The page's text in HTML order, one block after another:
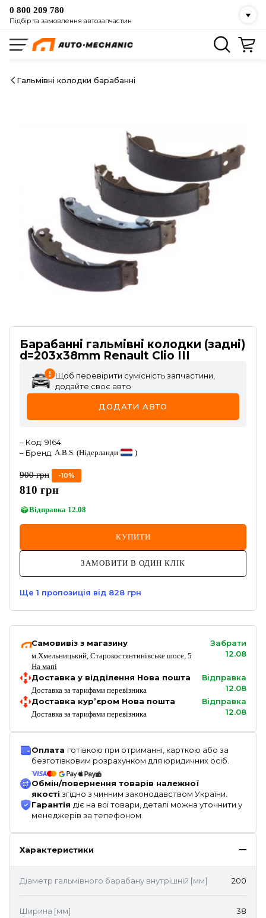
0 800 209 780
Підбір та замовлення автозапчастин
Гальмівні колодки барабанні
Барабанні гальмівні колодки (задні)
d=203x38mm Renault Clio III
Щоб перевірити сумісність запчастини,
додайте своє авто
ДОДАТИ АВТО
– Код: 9164
– Бренд: A.B.S. (Нідерланди )
900 грн -10%
810 грн
Відправка 12.08
КУПИТИ
ЗАМОВИТИ В ОДИН КЛІК
Ще 1 пропозиція від 828 грн
Самовивіз з магазину
м.Хмельницький, Старокостянтинівське шосе, 5
На мапі
Забрати
12.08
Доставка у відділення Нова пошта
Доставка за тарифами перевізника
Відправка
12.08
Доставка кур’єром Нова пошта
Доставка за тарифами перевізника
Відправка
12.08
Оплата готівкою при отриманні, карткою або за
безготівковим розрахунком для юридичних осіб.
Обмін/повернення товарів належної
якості згідно з чинним законодавством України.
Гарантія діє на всі товари, деталі можна уточнити у
менеджерів за телефоном.
Характеристики
Діаметр гальмівного барабану внутрішній [мм] 200
Ширина [мм] 38